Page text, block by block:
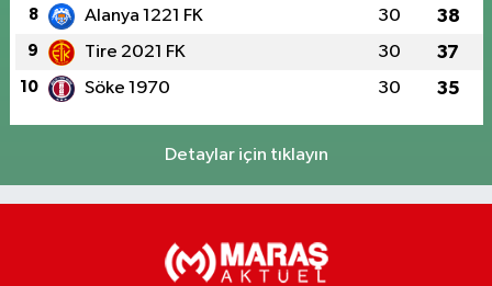
8 Alanya 1221 FK 30 38
9 Tire 2021 FK 30 37
10 Söke 1970 30 35
Detaylar için tıklayın